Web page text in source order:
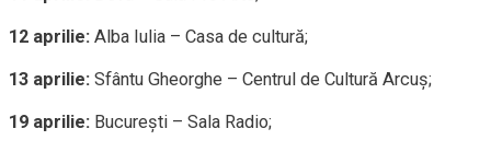
12 aprilie: Alba Iulia – Casa de cultură;
13 aprilie: Sfântu Gheorghe – Centrul de Cultură Arcuş;
19 aprilie: Bucureşti – Sala Radio;